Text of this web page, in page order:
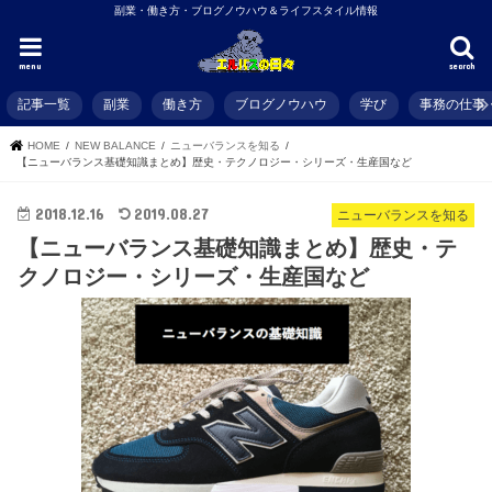
副業・働き方・ブログノウハウ＆ライフスタイル情報
search
menu
記事一覧 副業 働き方 ブログノウハウ 学び 事務の仕事
HOME NEW BALANCE
ニューバランスを知る
【ニューバランス基礎知識まとめ】歴史・テクノロジー・シリーズ・生産国など
ニューバランスを知る
2018.12.16 2019.08.27
【ニューバランス基礎知識まとめ】歴史・テ
クノロジー・シリーズ・生産国など